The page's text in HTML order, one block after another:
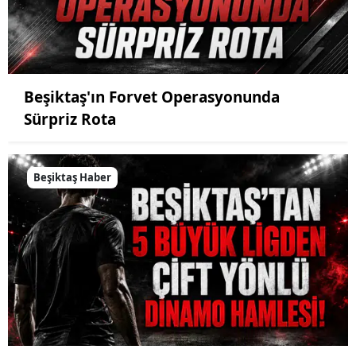
Beşiktaş'ın Forvet Operasyonunda
Sürpriz Rota
Beşiktaş Haber